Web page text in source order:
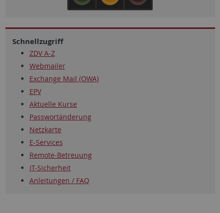
Schnellzugriff
ZDV A-Z
Webmailer
Exchange Mail (OWA)
EPV
Aktuelle Kurse
Passwortänderung
Netzkarte
E-Services
Remote-Betreuung
IT-Sicherheit
Anleitungen / FAQ